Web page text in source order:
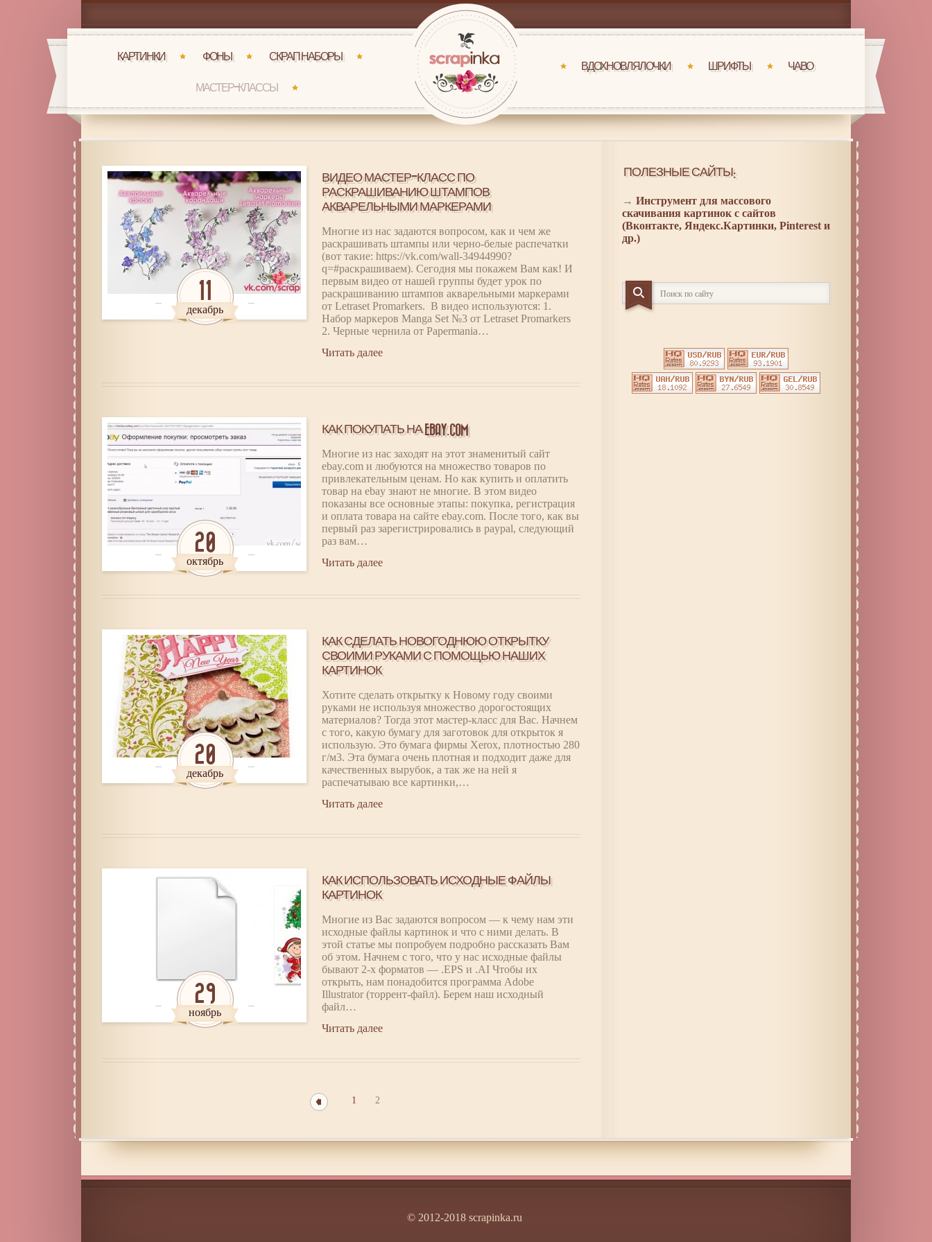
КАРТИНКИ ФОНЫ СКРАП НАБОРЫ
МАСТЕР-КЛАССЫ
ВДОХНОВЛЯЛОЧКИ ШРИФТЫ ЧАВО
11
декабрь
ВИДЕО МАСТЕР-КЛАСС ПО
РАСКРАШИВАНИЮ ШТАМПОВ
АКВАРЕЛЬНЫМИ МАРКЕРАМИ
Многие из нас задаются вопросом, как и чем же
раскрашивать штампы или черно-белые распечатки
(вот такие: https://vk.com/wall-34944990?
q=#раскрашиваем). Сегодня мы покажем Вам как! И
первым видео от нашей группы будет урок по
раскрашиванию штампов акварельными маркерами
от Letraset Promarkers. В видео используются: 1.
Набор маркеров Manga Set №3 от Letraset Promarkers
2. Черные чернила от Papermania…
Читать далее
20
октябрь
КАК ПОКУПАТЬ НА EBAY.COM
Многие из нас заходят на этот знаменитый сайт
ebay.com и любуются на множество товаров по
привлекательным ценам. Но как купить и оплатить
товар на ebay знают не многие. В этом видео
показаны все основные этапы: покупка, регистрация
и оплата товара на сайте ebay.com. После того, как вы
первый раз зарегистрировались в paypal, следующий
раз вам…
Читать далее
20
декабрь
КАК СДЕЛАТЬ НОВОГОДНЮЮ ОТКРЫТКУ
СВОИМИ РУКАМИ С ПОМОЩЬЮ НАШИХ
КАРТИНОК
Хотите сделать открытку к Новому году своими
руками не используя множество дорогостоящих
материалов? Тогда этот мастер-класс для Вас. Начнем
с того, какую бумагу для заготовок для открыток я
использую. Это бумага фирмы Xerox, плотностью 280
г/м3. Эта бумага очень плотная и подходит даже для
качественных вырубок, а так же на ней я
распечатываю все картинки,…
Читать далее
29
ноябрь
КАК ИСПОЛЬЗОВАТЬ ИСХОДНЫЕ ФАЙЛЫ
КАРТИНОК
Многие из Вас задаются вопросом — к чему нам эти
исходные файлы картинок и что с ними делать. В
этой статье мы попробуем подробно рассказать Вам
об этом. Начнем с того, что у нас исходные файлы
бывают 2-х форматов — .EPS и .AI Чтобы их
открыть, нам понадобится программа Adobe
Illustrator (торрент-файл). Берем наш исходный
файл…
Читать далее
1 2
ПОЛЕЗНЫЕ САЙТЫ:
→ Инструмент для массового
скачивания картинок с сайтов
(Вконтакте, Яндекс.Картинки, Pinterest и
др.)
© 2012-2018 scrapinka.ru